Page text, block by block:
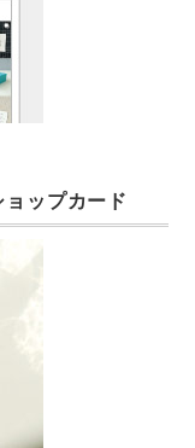
ップカード